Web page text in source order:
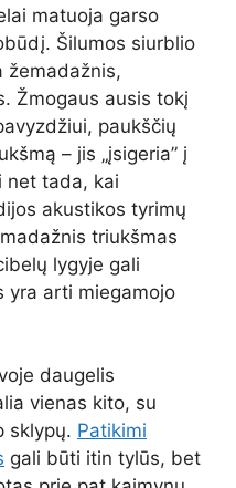
matuoja garso
Šilumos siurblio
žemadažnis,
Žmogaus ausis tokį
paukščių
– jis „įsigeria” į
net tada, kai
akustikos tyrimų
triukšmas
lygyje gali
yra arti miegamojo
daugelis
vienas kito, su
sklypų. Patikimi
gali būti itin tylūs, bet